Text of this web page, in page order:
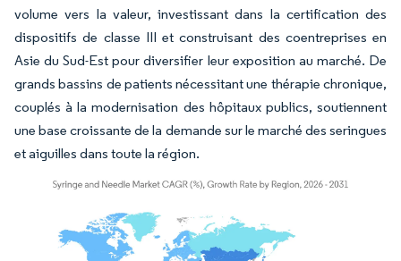
volume vers la valeur, investissant dans la certification des
dispositifs de classe III et construisant des coentreprises en
Asie du Sud-Est pour diversifier leur exposition au marché. De
grands bassins de patients nécessitant une thérapie chronique,
couplés à la modernisation des hôpitaux publics, soutiennent
une base croissante de la demande sur le marché des seringues
et aiguilles dans toute la région.